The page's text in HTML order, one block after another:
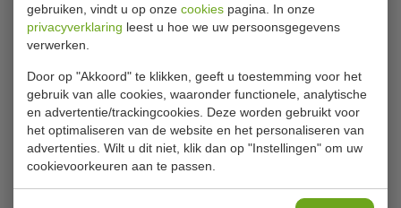
gebruiken, vindt u op onze cookies pagina. In onze
privacyverklaring leest u hoe we uw persoonsgegevens
verwerken.
Door op "Akkoord" te klikken, geeft u toestemming voor het
gebruik van alle cookies, waaronder functionele, analytische
en advertentie/trackingcookies. Deze worden gebruikt voor
het optimaliseren van de website en het personaliseren van
advertenties. Wilt u dit niet, klik dan op "Instellingen" om uw
cookievoorkeuren aan te passen.
Tork tissue toiletpapierdispenser
Deze economische tissue toiletpapierdispenser is een
eenvoudig na te vullen en hygiënisch dispensersysteem
dat het risico op kruisbesmetting in drukbezochte
toiletten vermindert. Vellen worden per stuk afgegeven
door de dispenser en kunnen met één hand worden
uitgenomen.
In combinatie te gebruiken met toiletissue:GD307